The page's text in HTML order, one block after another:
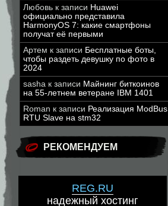
Любовь к записи Huawei
официально представила
HarmonyOS 7: какие смартфоны
получат её первыми
Артем к записи Бесплатные боты,
чтобы раздеть девушку по фото в
2024
sasha к записи Майнинг биткоинов
на 55-летнем ветеране IBM 1401
Roman к записи Реализация ModBus
RTU Slave на stm32
РЕКОМЕНДУЕМ
REG.RU
надежный хостинг